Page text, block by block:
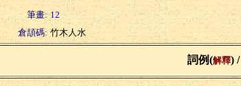
筆畫: 12
倉頡碼: 竹木人水
詞例(解釋) /